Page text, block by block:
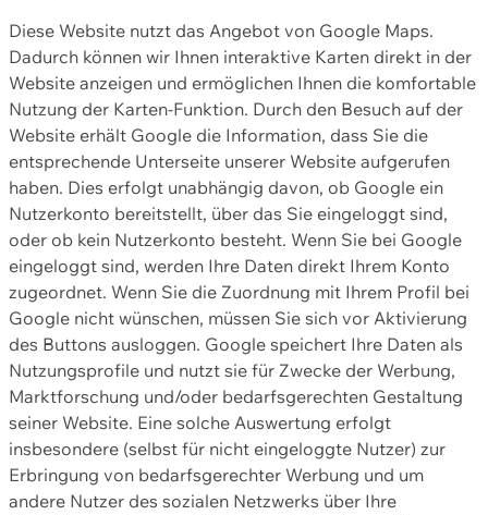
Diese Website nutzt das Angebot von Google Maps.
Dadurch können wir Ihnen interaktive Karten direkt in der
Website anzeigen und ermöglichen Ihnen die komfortable
Nutzung der Karten-Funktion. Durch den Besuch auf der
Website erhält Google die Information, dass Sie die
entsprechende Unterseite unserer Website aufgerufen
haben. Dies erfolgt unabhängig davon, ob Google ein
Nutzerkonto bereitstellt, über das Sie eingeloggt sind,
oder ob kein Nutzerkonto besteht. Wenn Sie bei Google
eingeloggt sind, werden Ihre Daten direkt Ihrem Konto
zugeordnet. Wenn Sie die Zuordnung mit Ihrem Profil bei
Google nicht wünschen, müssen Sie sich vor Aktivierung
des Buttons ausloggen. Google speichert Ihre Daten als
Nutzungsprofile und nutzt sie für Zwecke der Werbung,
Marktforschung und/oder bedarfsgerechten Gestaltung
seiner Website. Eine solche Auswertung erfolgt
insbesondere (selbst für nicht eingeloggte Nutzer) zur
Erbringung von bedarfsgerechter Werbung und um
andere Nutzer des sozialen Netzwerks über Ihre